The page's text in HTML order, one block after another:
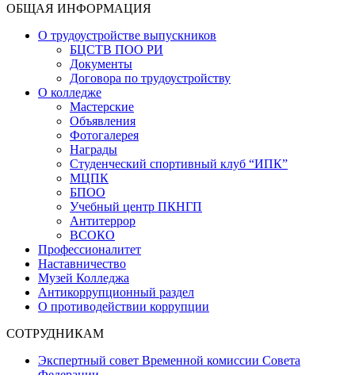
ОБЩАЯ ИНФОРМАЦИЯ
О трудоустройстве выпускников
БЦСТВ ПОО РИ
Документы
Договора по трудоустройству
О колледже
Мастерские
Объявления
Фотогалерея
Награды
Студенческий спортивный клуб “ИПК”
МЦПК
БПОО
Учебный центр ПКНГП
Антитеррор
ВСОКО
Профессионалитет
Наставничество
Музей Колледжа
Антикоррупционный раздел
О противодействии коррупции
СОТРУДНИКАМ
Экспертный совет Временной комиссии Совета